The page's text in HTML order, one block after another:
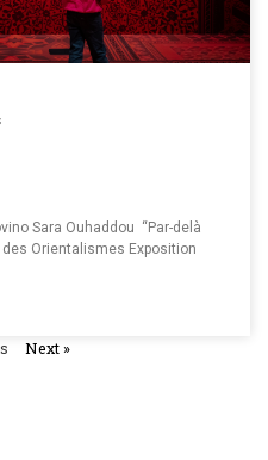
Sara Ouhaddou “Par-delà
Orientalismes Exposition
Next »